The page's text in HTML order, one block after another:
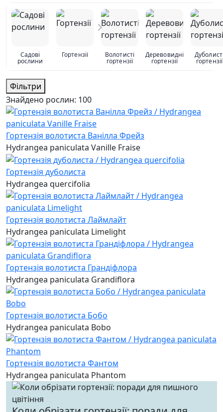
Садові
рослини
Гортензії Волотисті
гортензії
Деревовидні
гортензії гортензії
Фільтри
Знайдено рослин: 100
Гортензія волотиста Ванілла Фрейз
Hydrangea paniculata Vanille Fraise
Гортензія дуболиста
Hydrangea quercifolia
Гортензія волотиста Лаймлайт
Hydrangea paniculata Limelight
Гортензія волотиста Грандіфлора
Hydrangea paniculata Grandiflora
Гортензія волотиста Бобо
Hydrangea paniculata Bobo
Гортензія волотиста Фантом
Hydrangea paniculata Phantom